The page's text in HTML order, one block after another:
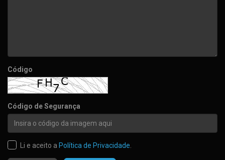
Código
Código de Segurança
Li e aceito a Política de Privacidade